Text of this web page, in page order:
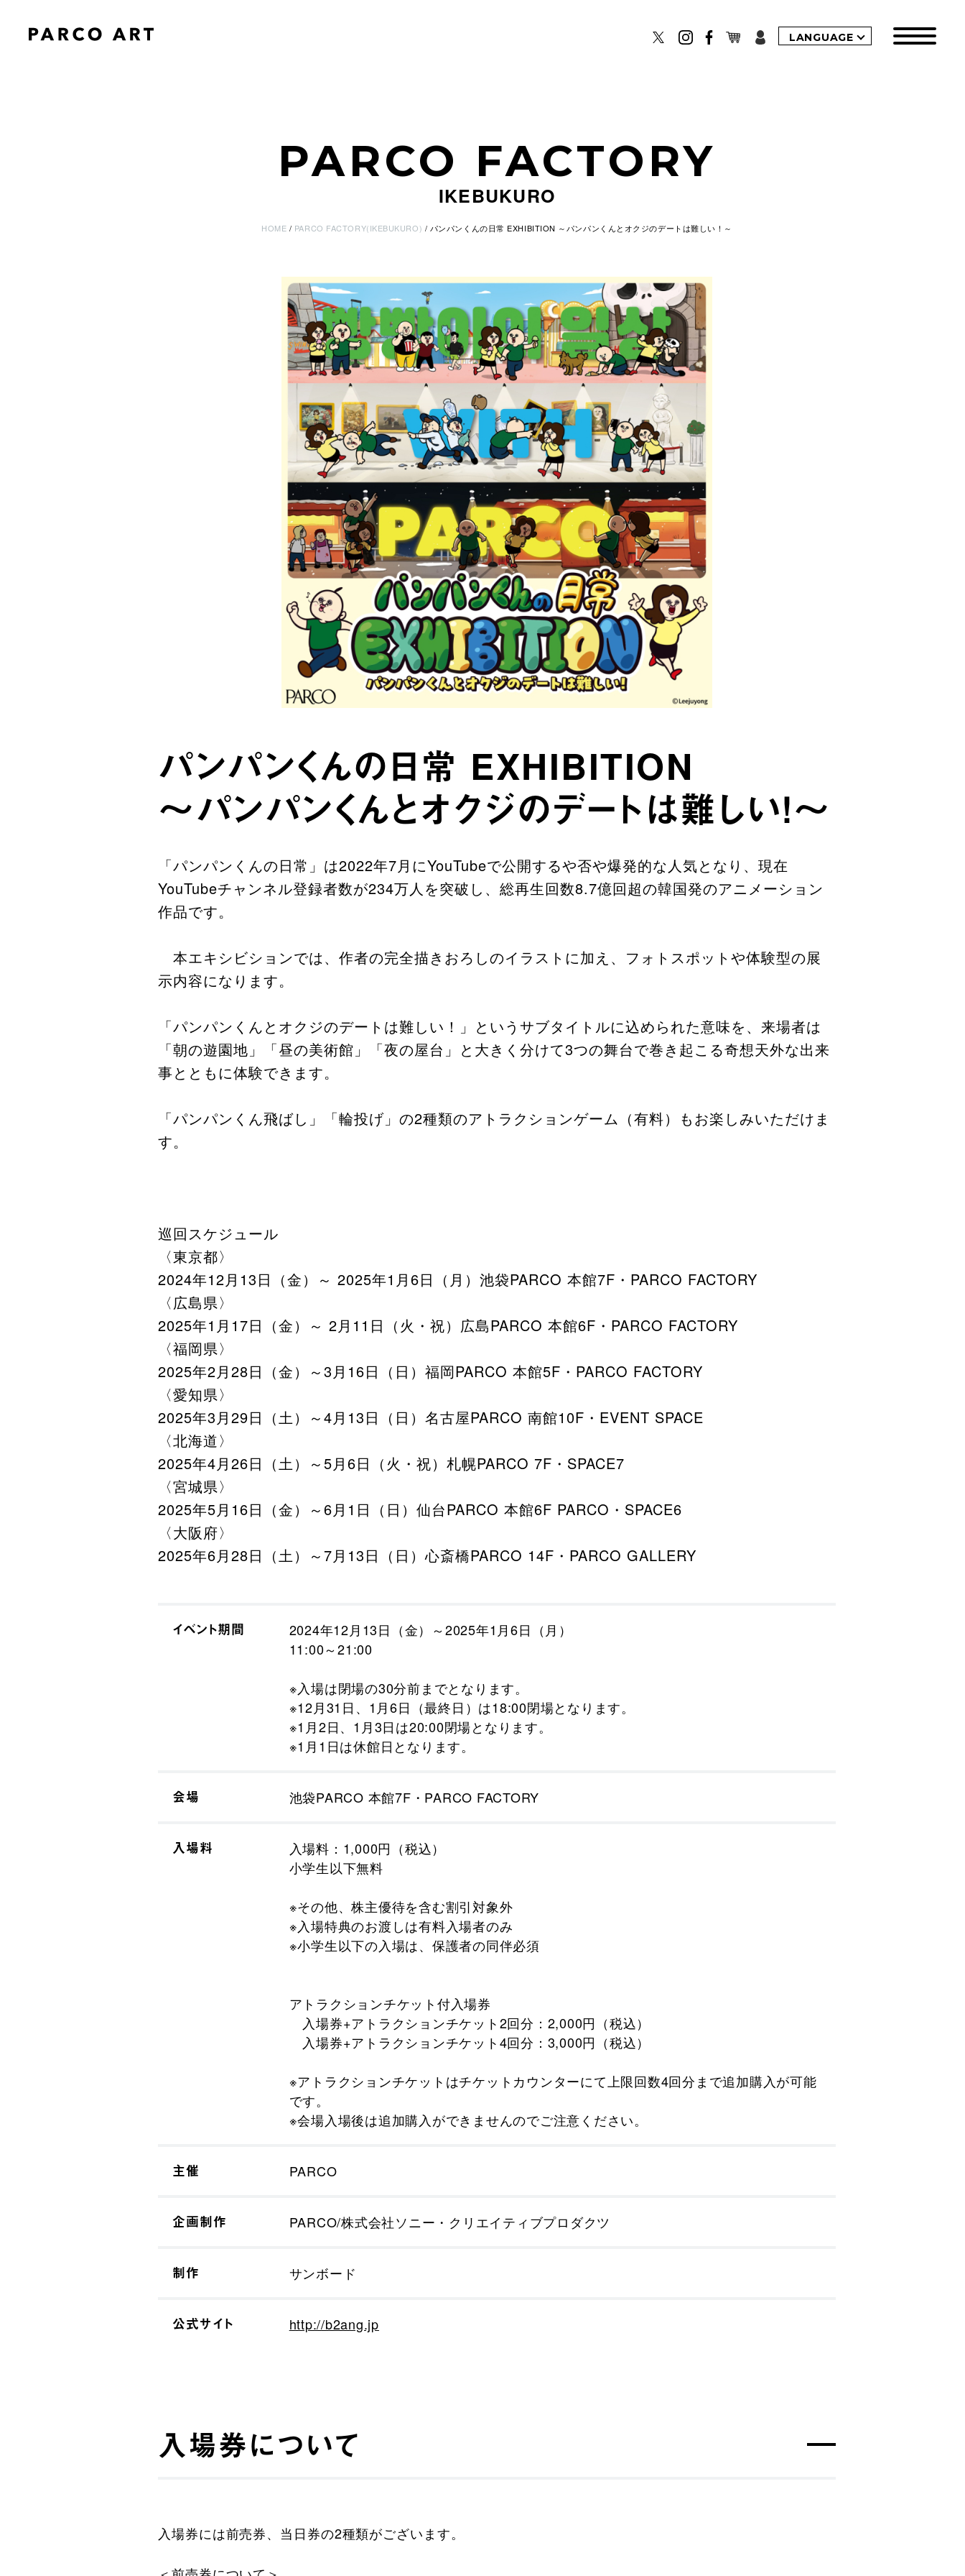
LANGUAGE
PARCO FACTORY
IKEBUKURO
HOME PARCO FACTORY(IKEBUKURO) パンパンくんの日常 EXHIBITION ～パンパンくんとオクジのデートは難しい！～
パンパンくんの日常 EXHIBITION
～パンパンくんとオクジのデートは難しい！～
「パンパンくんの日常」は2022年7月にYouTubeで公開するや否や爆発的な人気となり、現在
YouTubeチャンネル登録者数が234万人を突破し、総再生回数8.7億回超の韓国発のアニメーション
作品です。
本エキシビションでは、作者の完全描きおろしのイラストに加え、フォトスポットや体験型の展
示内容になります。
「パンパンくんとオクジのデートは難しい！」というサブタイトルに込められた意味を、来場者は
「朝の遊園地」「昼の美術館」「夜の屋台」と大きく分けて3つの舞台で巻き起こる奇想天外な出来
事とともに体験できます。
「パンパンくん飛ばし」「輪投げ」の2種類のアトラクションゲーム（有料）もお楽しみいただけま
す。
巡回スケジュール
〈東京都〉
2024年12月13日（金）～ 2025年1月6日（月）池袋PARCO 本館7F・PARCO FACTORY
〈広島県〉
2025年1月17日（金）～ 2月11日（火・祝）広島PARCO 本館6F・PARCO FACTORY
〈福岡県〉
2025年2月28日（金）～3月16日（日）福岡PARCO 本館5F・PARCO FACTORY
〈愛知県〉
2025年3月29日（土）～4月13日（日）名古屋PARCO 南館10F・EVENT SPACE
〈北海道〉
2025年4月26日（土）～5月6日（火・祝）札幌PARCO 7F・SPACE7
〈宮城県〉
2025年5月16日（金）～6月1日（日）仙台PARCO 本館6F PARCO・SPACE6
〈大阪府〉
2025年6月28日（土）～7月13日（日）心斎橋PARCO 14F・PARCO GALLERY
イベント期間
2024年12月13日（金）～2025年1月6日（月）
11:00～21:00
※入場は閉場の30分前までとなります。
※12月31日、1月6日（最終日）は18:00閉場となります。
※1月2日、1月3日は20:00閉場となります。
※1月1日は休館日となります。
会場 池袋PARCO 本館7F・PARCO FACTORY
入場料
入場料：1,000円（税込）
小学生以下無料
※その他、株主優待を含む割引対象外
※入場特典のお渡しは有料入場者のみ
※小学生以下の入場は、保護者の同伴必須
アトラクションチケット付入場券
入場券+アトラクションチケット2回分：2,000円（税込）
入場券+アトラクションチケット4回分：3,000円（税込）
※アトラクションチケットはチケットカウンターにて上限回数4回分まで追加購入が可能
です。
※会場入場後は追加購入ができませんのでご注意ください。
主催 PARCO
企画制作 PARCO/株式会社ソニー・クリエイティブプロダクツ
制作 サンボード
公式サイト http://b2ang.jp
入場券について
入場券には前売券、当日券の2種類がございます。